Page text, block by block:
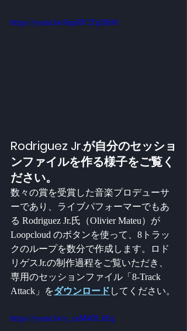
https://youtu.be/6qnRV2TpDhM
Rodriguez Jr.が自分のセッショ
ンファイルを作る様子をご覧く
ださい。
数々の賞を受賞した音楽プロデューサ
ーであり、ライブパフォーマーでもあ
る Rodriguez Jr.氏（Olivier Mateu）が
Loopcloud のボタンを使って、8トラッ
クのループを数分で作成します。ロド
リゲスJr.の制作過程をご覧いただき、
専用のセッションファイル「8-Track
Attack」をダウンロード してください。
https://youtu.be/s_xnM4DLkFg